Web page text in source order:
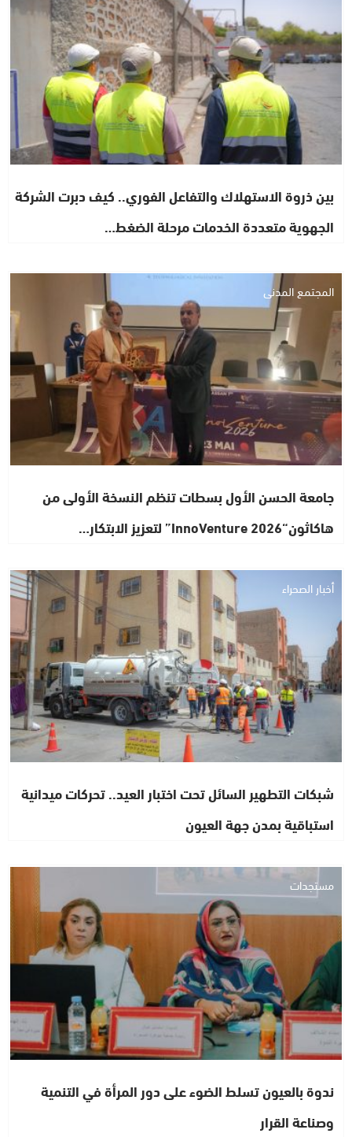
بين ذروة الاستهلاك والتفاعل الفوري.. كيف دبرت الشركة
الجهوية متعددة الخدمات مرحلة الضغط…
المجتمع المدني
جامعة الحسن الأول بسطات تنظم النسخة الأولى من
هاكاثون“InnoVenture 2026” لتعزيز الابتكار…
أخبار الصحراء
شبكات التطهير السائل تحت اختبار العيد.. تحركات ميدانية
استباقية بمدن جهة العيون
مستجدات
ندوة بالعيون تسلط الضوء على دور المرأة في التنمية
وصناعة القرار